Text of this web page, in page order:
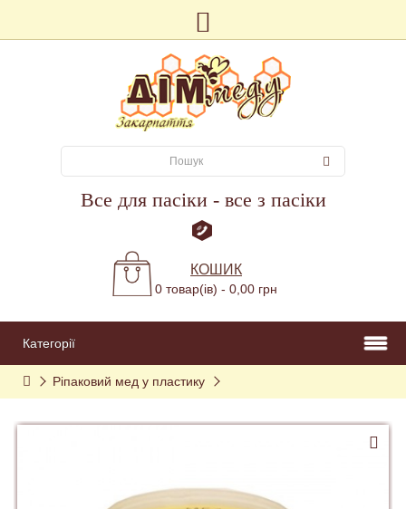
Все для пасіки - все з пасіки
КОШИК
0 товар(ів) - 0,00 грн
Категорії
Ріпаковий мед у пластику